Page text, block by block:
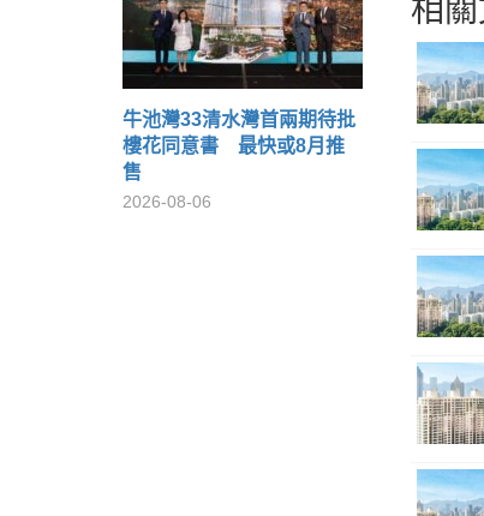
牛池灣33清水灣首兩期待批
樓花同意書 最快或8月推
售
2026-08-06
相